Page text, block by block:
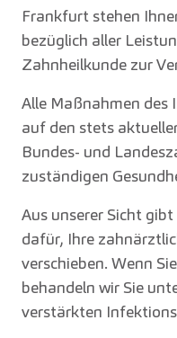
Frankfurt stehen
bezüglich aller
Zahnheilkunde zur
Alle Maßnahmen des
auf den stets
Bundes- und
zuständigen
Aus unserer Sicht
dafür, Ihre
verschieben. Wenn
behandeln wir Sie
verstärkten